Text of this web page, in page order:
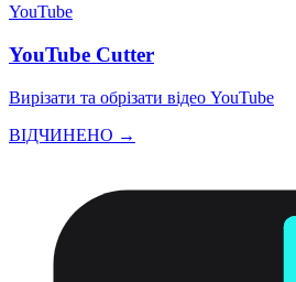
YouTube
YouTube Cutter
Вирізати та обрізати відео YouTube
ВІДЧИНЕНО →